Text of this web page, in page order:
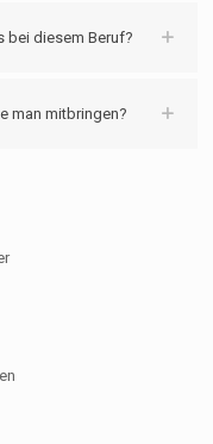
bei diesem Beruf?
man mitbringen?